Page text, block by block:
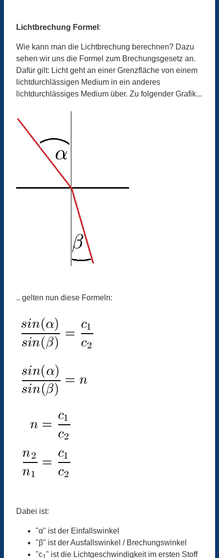
Lichtbrechung Formel :
Wie kann man die Lichtbrechung berechnen? Dazu
sehen wir uns die Formel zum Brechungsgesetz an.
Dafür gilt: Licht geht an einer Grenzfläche von einem
lichtdurchlässigen Medium in ein anderes
lichtdurchlässiges Medium über. Zu folgender Grafik...
.. gelten nun diese Formeln:
Dabei ist:
"α" ist der Einfallswinkel
"β" ist der Ausfallswinkel / Brechungswinkel
"c " ist die Lichtgeschwindigkeit im ersten Stoff